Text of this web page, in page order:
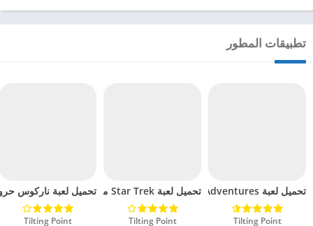
تطبيقات المطور
تحميل لعبة SpongeBob Adventures مهكرة للاندرويد 2024
Tilting Point‏
تحميل لعبة Star Trek مهكرة للاندرويد 2024
Tilting Point‏
تحميل لعبة ناركوس حروب
Tilting Point‏